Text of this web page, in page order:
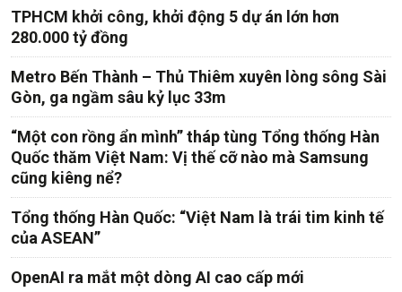
TPHCM khởi công, khởi động 5 dự án lớn hơn
280.000 tỷ đồng
Metro Bến Thành – Thủ Thiêm xuyên lòng sông Sài
Gòn, ga ngầm sâu kỷ lục 33m
“Một con rồng ẩn mình” tháp tùng Tổng thống Hàn
Quốc thăm Việt Nam: Vị thế cỡ nào mà Samsung
cũng kiêng nể?
Tổng thống Hàn Quốc: “Việt Nam là trái tim kinh tế
của ASEAN”
OpenAI ra mắt một dòng AI cao cấp mới